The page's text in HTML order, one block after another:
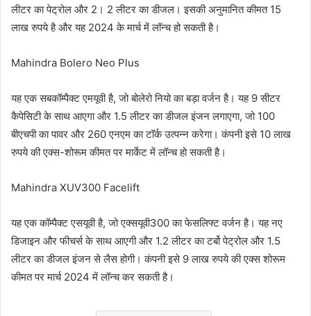
लीटर का पेट्रोल और 2। 2 लीटर का डीजल। इसकी अनुमानित कीमत 15
लाख रुपये है और यह 2024 के मार्च में लॉन्च हो सकती है।
Mahindra Bolero Neo Plus
यह एक सबकॉम्पैक्ट एमयूवी है, जो बोलेरो नियो का बड़ा वर्जन है। यह 9 सीटर
कैपेसिटी के साथ आएगा और 1.5 लीटर का डीजल इंजन लगाएगा, जो 100
बीएचपी का पावर और 260 एनएम का टॉर्क उत्पन्न करेगा। कंपनी इसे 10 लाख
रुपये की एक्स-शोरूम कीमत पर मार्केट में लॉन्च हो सकती है।
Mahindra XUV300 Facelift
यह एक कॉम्पैक्ट एसयूवी है, जो एक्सयूवी300 का फेसलिफ्ट वर्जन है। यह नए
डिजाइन और फीचर्स के साथ आएगी और 1.2 लीटर का टर्बो पेट्रोल और 1.5
लीटर का डीजल इंजन से लैस होगी। कंपनी इसे 9 लाख रुपये की एक्स शोरूम
कीमत पर मार्च 2024 में लॉन्च कर सकती है।